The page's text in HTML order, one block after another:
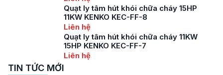
Quạt ly tâm hút khói chữa cháy 15HP
11KW KENKO KEC-FF-8
Liên hệ
Quạt ly tâm hút khói chữa cháy 11KW
15HP KENKO KEC-FF-7
Liên hệ
TIN TỨC MỚI